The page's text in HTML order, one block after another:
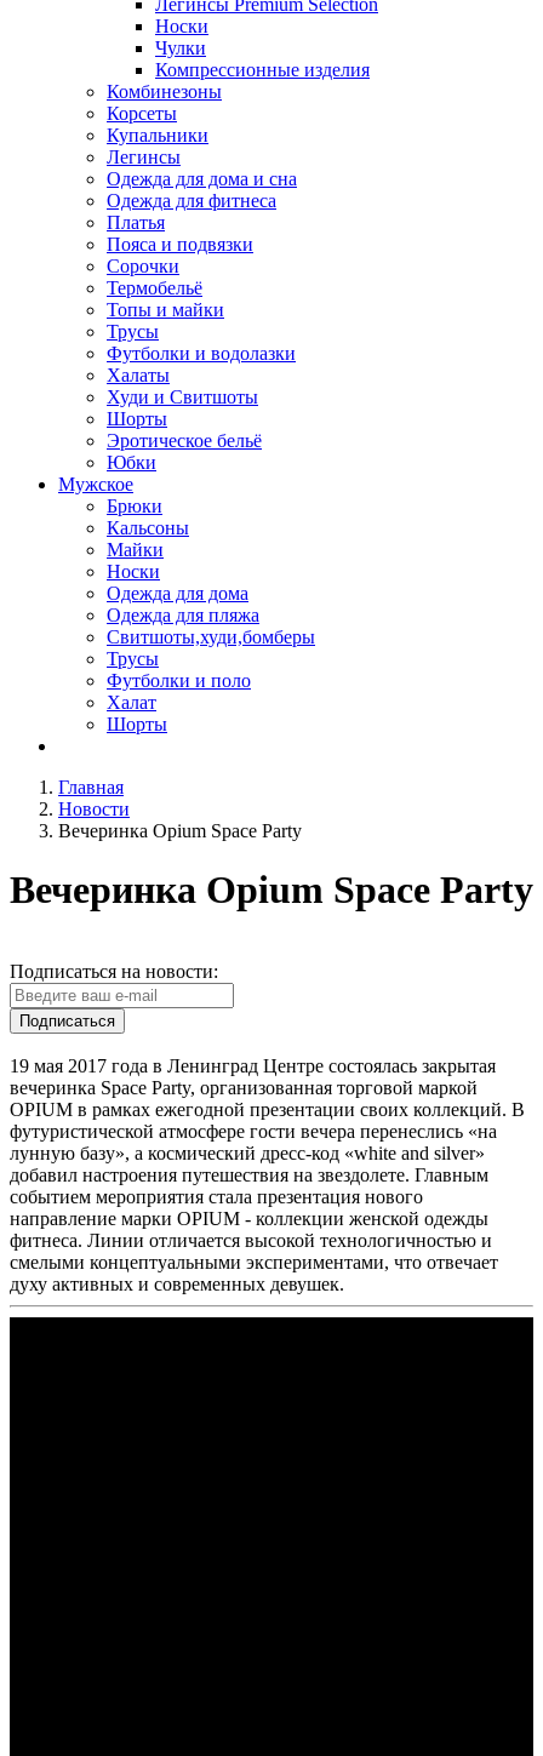
Легинсы Premium Selection
Носки
Чулки
Компрессионные изделия
Комбинезоны
Корсеты
Купальники
Легинсы
Одежда для дома и сна
Одежда для фитнеса
Платья
Пояса и подвязки
Сорочки
Термобельё
Топы и майки
Трусы
Футболки и водолазки
Халаты
Худи и Свитшоты
Шорты
Эротическое бельё
Юбки
Мужское
Брюки
Кальсоны
Майки
Носки
Одежда для дома
Одежда для пляжа
Свитшоты,худи,бомберы
Трусы
Футболки и поло
Халат
Шорты
Главная
Новости
Вечеринка Opium Space Party
Вечеринка Opium Space Party
Подписаться на новости:
Подписаться
19 мая 2017 года в Ленинград Центре состоялась закрытая
вечеринка Space Party, организованная торговой маркой
OPIUM в рамках ежегодной презентации своих коллекций. В
футуристической атмосфере гости вечера перенеслись «на
лунную базу», а космический дресс-код «white and silver»
добавил настроения путешествия на звездолете. Главным
событием мероприятия стала презентация нового
направление марки OPIUM - коллекции женской одежды
фитнеса. Линии отличается высокой технологичностью и
смелыми концептуальными экспериментами, что отвечает
духу активных и современных девушек.